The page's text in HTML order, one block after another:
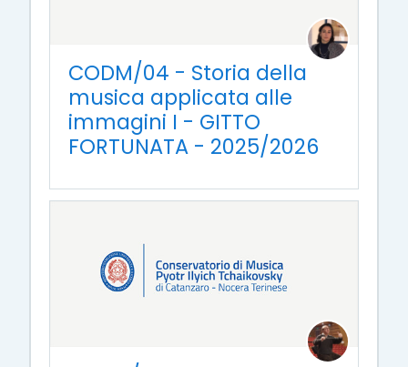
CODM/04 - Storia della
musica applicata alle
immagini I - GITTO
FORTUNATA - 2025/2026